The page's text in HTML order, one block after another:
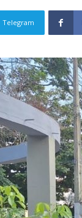
Telegram